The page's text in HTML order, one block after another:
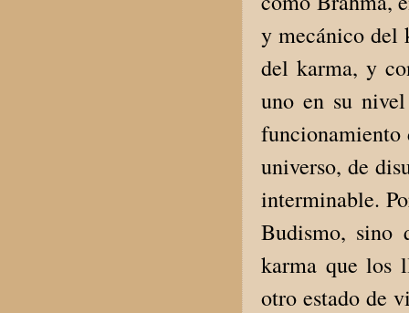
y mecánico del
del karma, y
uno en su
universo, de
interminable.
Budismo, sino
karma que los
otro estado de